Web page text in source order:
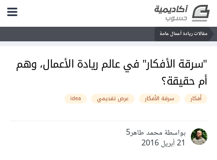
مقالات ريادة أعمال عامة
"سرقة الأفكار" في عالم ريادة الأعمال، وهم
أم حقيقة؟
أفكار سرقة الأفكار عرض تقديمي idea
بواسطة محمد طاهر5
21 أبريل 2016